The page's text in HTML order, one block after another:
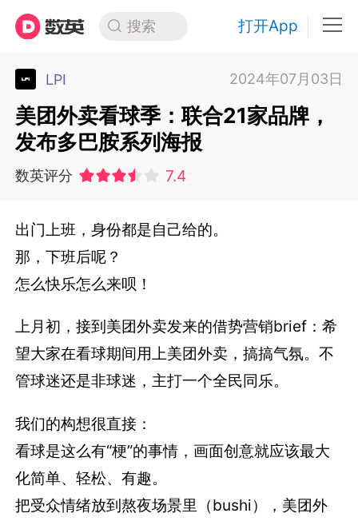
搜索 打开App
LPI 2024年07月03日
美团外卖看球季：联合21家品牌，
发布多巴胺系列海报
数英评分 7.4
出门上班，身份都是自己给的。
那，下班后呢？
怎么快乐怎么来呗！
上月初，接到美团外卖发来的借势营销brief：希
望大家在看球期间用上美团外卖，搞搞气氛。不
管球迷还是非球迷，主打一个全民同乐。
我们的构想很直接：
看球是这么有“梗”的事情，画面创意就应该最大
化简单、轻松、有趣。
把受众情绪放到熬夜场景里（bushi），美团外